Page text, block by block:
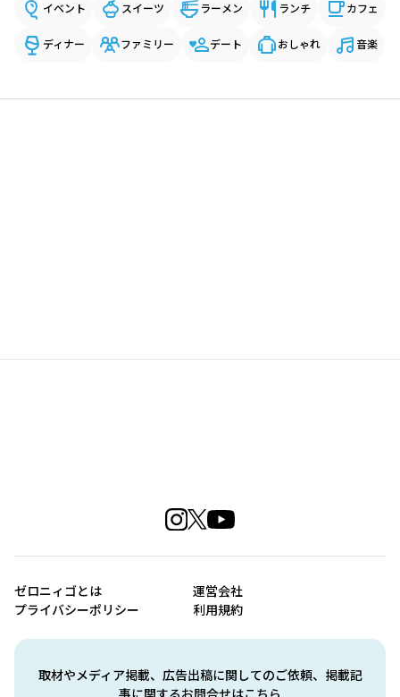
イベント スイーツ ラーメン ランチ カフェ
ディナー ファミリー デート おしゃれ 音楽
取材やメディア掲載、広告出稿に関してのご依頼、掲載記
ゼロニィゴとは
運営会社
プライバシーポリシー
利用規約